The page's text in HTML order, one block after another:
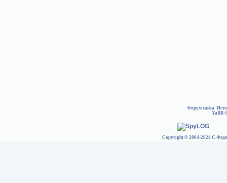
Форум сайта
YaBB
Copyright © 2004-2024